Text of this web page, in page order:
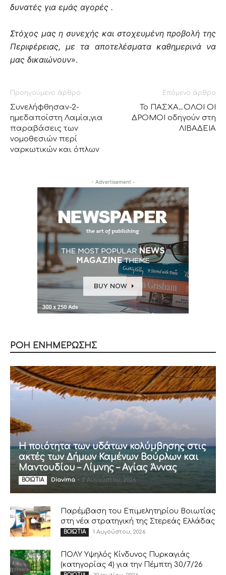
δυνατές για εμάς αγορές .
Στόχος μας η συνεχής και στοχευμένη προβολή της
Περιφέρειας, με τα αποτελέσματα καθημερινά να
μας δικαιώνουν».
Προηγούμενο άρθρο
Συνελήφθησαν-2-
ημεδαποίστη Λαμία,για
παραβάσεις των
νομοθεσιών περί
ναρκωτικών και όπλων
Επόμενο άρθρο
Το ΠΑΣΧΑ…ΟΛΟΙ ΟΙ
ΔΡΟΜΟΙ οδηγούν στη
ΛΙΒΑΔΕΙΑ
- Advertisement -
ΡΟΗ ΕΝΗΜΕΡΩΣΗΣ
Η ποιότητα των υδάτων κολύμβησης στις
ακτές των Δήμων Καμένων Βούρλων και
Μαντουδίου – Λίμνης – Αγίας Άννας
ΒΟΙΩΤΙΑ Diavima - 2 Αυγούστου, 2026
Παρέμβαση του Επιμελητηρίου Βοιωτίας
στη νέα στρατηγική της Στερεάς Ελλάδας
ΒΟΙΩΤΙΑ 1 Αυγούστου, 2026
ΠΟΛΥ Υψηλός Κίνδυνος Πυρκαγιάς
(κατηγορίας 4) για την Πέμπτη 30/7/26